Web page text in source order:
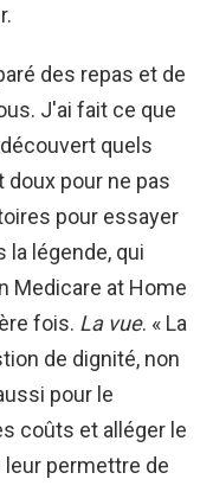
des repas et de
J'ai fait ce que
quels
pour ne pas
pour essayer
la légende, qui
Medicare at Home
fois. La vue. « La
de dignité, non
pour le
coûts et alléger le
permettre de